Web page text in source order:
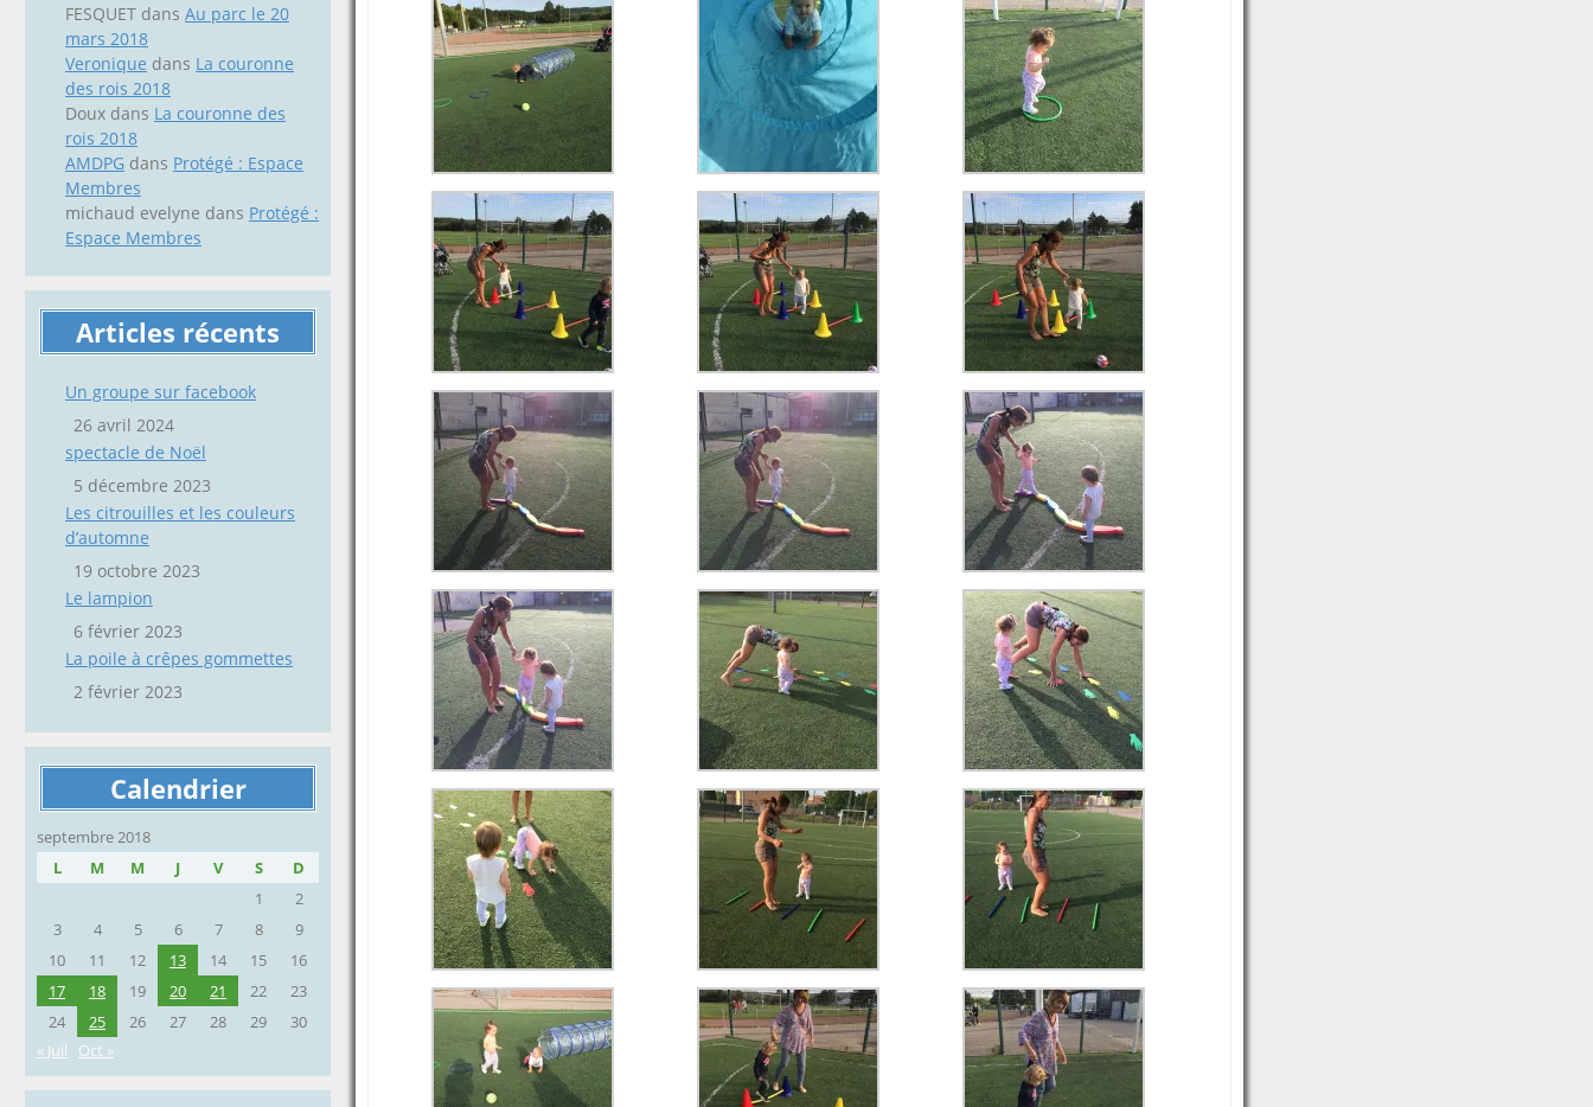
FESQUET dans Au parc le 20
mars 2018
Veronique dans La couronne
des rois 2018
Doux dans La couronne des
rois 2018
AMDPG dans Protégé : Espace
Membres
michaud evelyne dans Protégé :
Espace Membres
Articles récents
Un groupe sur facebook
26 avril 2024
spectacle de Noël
5 décembre 2023
Les citrouilles et les couleurs
d’automne
19 octobre 2023
Le lampion
6 février 2023
La poile à crêpes gommettes
2 février 2023
Calendrier
septembre 2018
L
M M J V S
D
1
2
3
4 5 6 7 8
9
10
11 12 13 14 15
16
17
18 19 20 21 22
23
24
25 26 27 28 29
30
« Juil
Oct »